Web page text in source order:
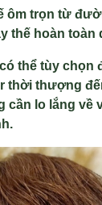
ôm trọn từ
thế hoàn toàn
thể tùy chọn
thời thượng
cần lo lắng về
.